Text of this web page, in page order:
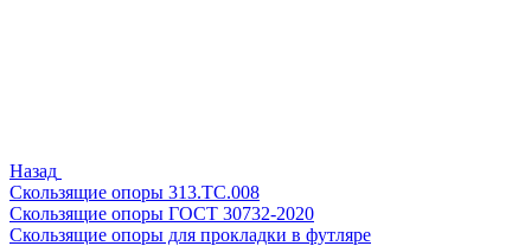
Назад
Скользящие опоры 313.ТС.008
Скользящие опоры ГОСТ 30732-2020
Скользящие опоры для прокладки в футляре